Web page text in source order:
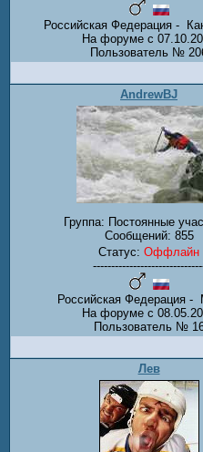
Российская Федерация -
На форуме с
Пользователь №
AndrewBJ
Группа: Постоянные
Сообщений: 855
Статус: Оффлайн
Российская Федерация -
На форуме с
Пользователь №
Лев